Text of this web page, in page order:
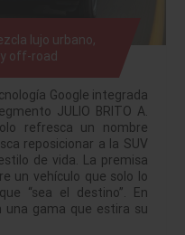
lujo urbano,
off-road
Google integrada
JULIO BRITO A.
refresca un nombre
reposicionar a la SUV
de vida. La premisa
un vehículo que solo lo
“sea el destino”. En
una gama que estira su